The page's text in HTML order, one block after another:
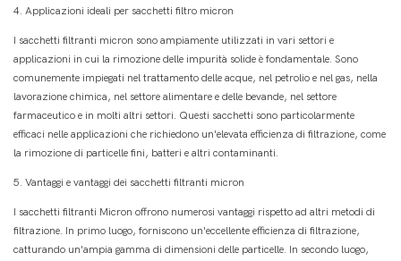
4. Applicazioni ideali per sacchetti filtro micron
I sacchetti filtranti micron sono ampiamente utilizzati in vari settori e
applicazioni in cui la rimozione delle impurità solide è fondamentale. Sono
comunemente impiegati nel trattamento delle acque, nel petrolio e nel gas, nella
lavorazione chimica, nel settore alimentare e delle bevande, nel settore
farmaceutico e in molti altri settori. Questi sacchetti sono particolarmente
efficaci nelle applicazioni che richiedono un'elevata efficienza di filtrazione, come
la rimozione di particelle fini, batteri e altri contaminanti.
5. Vantaggi e vantaggi dei sacchetti filtranti micron
I sacchetti filtranti Micron offrono numerosi vantaggi rispetto ad altri metodi di
filtrazione. In primo luogo, forniscono un'eccellente efficienza di filtrazione,
catturando un'ampia gamma di dimensioni delle particelle. In secondo luogo,